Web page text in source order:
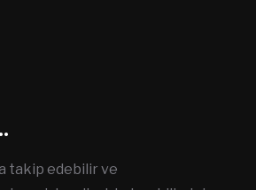
takip edebilir ve